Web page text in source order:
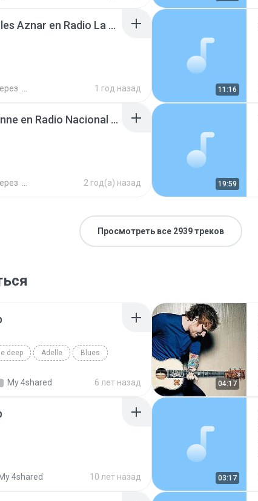
María de los Ángeles Aznar en Radio La Compañía 250617.mp3
1 год назад 11:16
Sebastián Labaronne en Radio Nacional Viedma 240325.mp3
2 год(а) назад 19:59
Просмотреть все 2939 треков
deep Adelle Blues
My 4shared 6 лет назад 04:17
My 4shared 10 лет назад 03:17